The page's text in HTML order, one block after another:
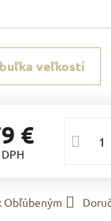
veľkostí
€
DPH
Obľúbeným